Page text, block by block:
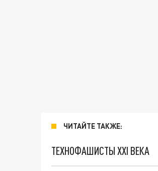
ЧИТАЙТЕ ТАКЖЕ:
ТЕХНОФАШИСТЫ XXI ВЕКА